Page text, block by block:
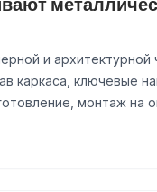
и архитектурной
каркаса, ключевые
монтаж на